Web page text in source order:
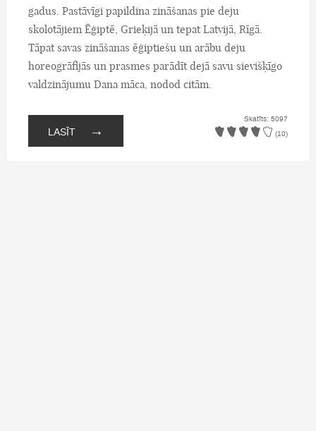
gadus. Pastāvīgi papildina zināšanas pie deju
skolotājiem Ēģiptē, Grieķijā un tepat Latvijā, Rīgā.
Tāpat savas zināšanas ēģiptiešu un arābu deju
horeogrāfijās un prasmes parādīt dejā savu sievišķīgo
valdzinājumu Dana māca, nodod citām.
LASĪT →
Skatīts: 5097
(10)